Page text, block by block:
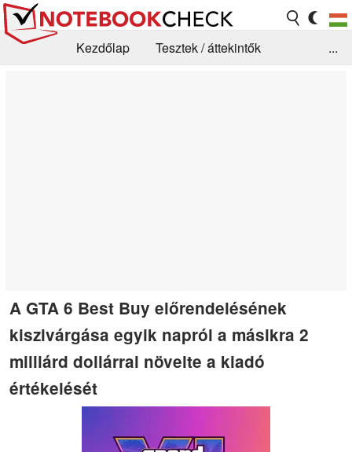
Kezdőlap
Tesztek / áttekintők
...
A GTA 6 Best Buy előrendelésének
kiszivárgása egyik napról a másikra 2
milliárd dollárral növelte a kiadó
értékelését